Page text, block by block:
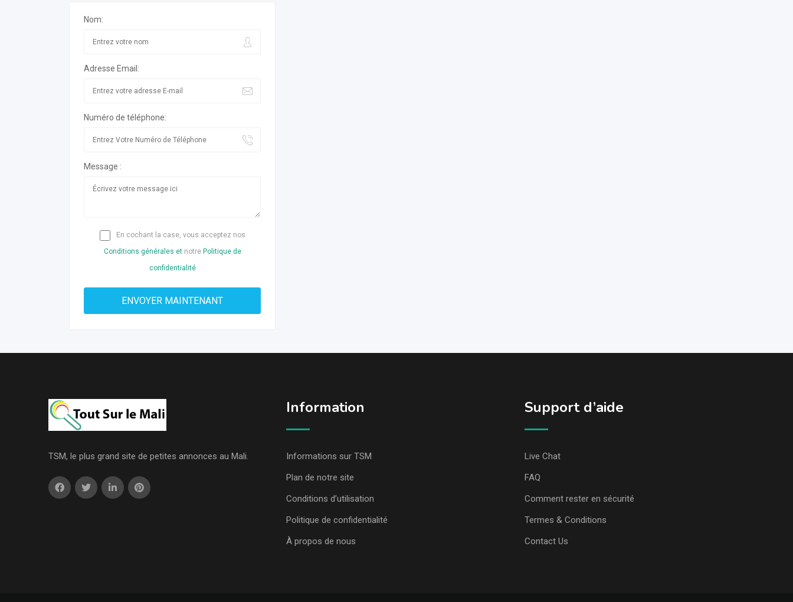
Nom:
Adresse Email:
Numéro de téléphone:
Message :
En cochant la case, vous acceptez nos
Conditions générales etnotre Politique de
confidentialité
TSM, le plus grand site de petites annonces au Mali.
Information
Informations sur TSM
Plan de notre site
Conditions d’utilisation
Politique de confidentialité
À propos de nous
Support d’aide
Live Chat
FAQ
Comment rester en sécurité
Termes & Conditions
Contact Us